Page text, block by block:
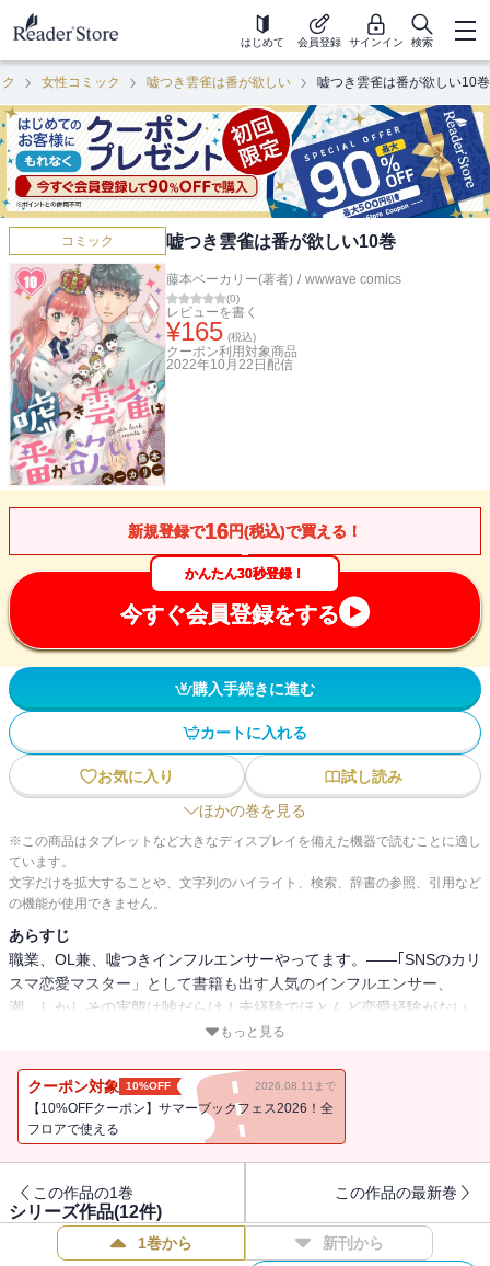
はじめて 会員登録 サインイン 検索
女性コミック 嘘つき雲雀は番が欲しい 嘘つき雲雀は番が欲しい10巻
コミック 嘘つき雲雀は番が欲しい10巻
藤本ベーカリー(著者) / wwwave comics
(0)
レビューを書く
¥165 (税込)
クーポン利用対象商品
2022年10月22日 配信
新規登録で16円(税込)で買える！
かんたん30秒登録！
今すぐ会員登録をする
購入手続きに進む
カートに入れる
お気に入り
試し読み
ほかの巻を見る
※この商品はタブレットなど大きなディスプレイを備えた機器で読むことに適し
ています。
文字だけを拡大することや、文字列のハイライト、検索、辞書の参照、引用など
の機能が使用できません。
あらすじ
職業、OL兼、嘘つきインフルエンサーやってます。――｢SNSのカリ
スマ恋愛マスター」として書籍も出す人気のインフルエンサー、
潮。しかしその実態は嘘だらけ！未経験でほとんど恋愛経験がない
にも関わらず、経験豊富に振舞っているだけなのだった。そんなあ
む。これは願ってもないチャンス！仕事とはいえ、絶対に相手を見
つけてみせる！しかし、出会う男たちはみんな一癖も二癖もある人
物ばかりで・・・恋愛初心者・潮は無事に結婚相手をGETできるの
もっと見る
クーポン対象 10%OFF 2026.08.11まで
【10%OFFクーポン】サマーブックフェス2026！全
フロアで使える
この作品の1巻 この作品の最新巻
シリーズ作品(12件)
1巻から 新刊から